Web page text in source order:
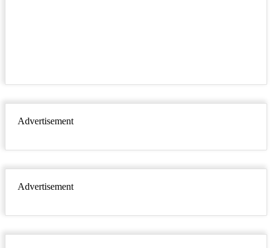
Advertisement
Advertisement